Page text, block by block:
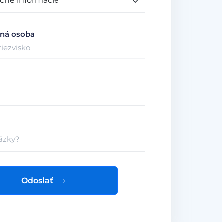
osoba
Odoslať